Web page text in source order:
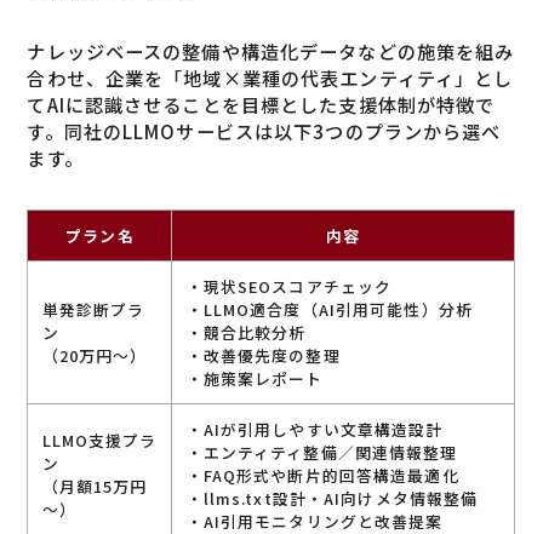
ナレッジベースの整備や構造化データなどの施策を組み
合わせ、企業を「地域×業種の代表エンティティ」とし
てAIに認識させることを目標とした支援体制が特徴で
す。同社のLLMOサービスは以下3つのプランから選べ
ます。
プラン名 内容
単発診断プラ
ン
（20万円～）
・現状SEOスコアチェック
・LLMO適合度（AI引用可能性）分析
・競合比較分析
・改善優先度の整理
・施策案レポート
LLMO支援プラ
ン
（月額15万円
～）
・AIが引用しやすい文章構造設計
・エンティティ整備／関連情報整理
・FAQ形式や断片的回答構造最適化
・llms.txt設計・AI向けメタ情報整備
・AI引用モニタリングと改善提案